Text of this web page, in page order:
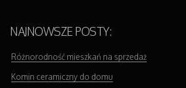
NAJNOWSZE POSTY:
Różnorodność mieszkań na sprzedaż
Komin ceramiczny do domu